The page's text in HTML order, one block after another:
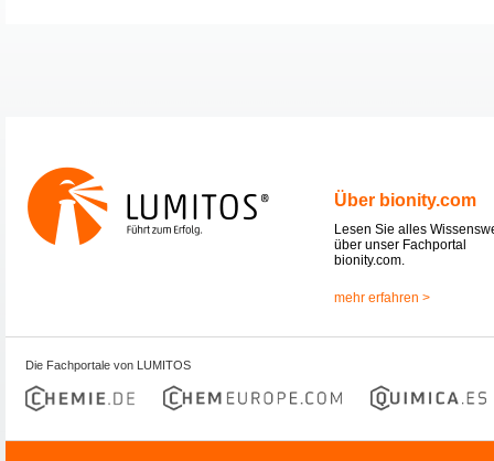
Über bionity.com
Lesen Sie alles
über unser Fachportal
bionity.com.
mehr erfahren >
Die Fachportale von LUMITOS